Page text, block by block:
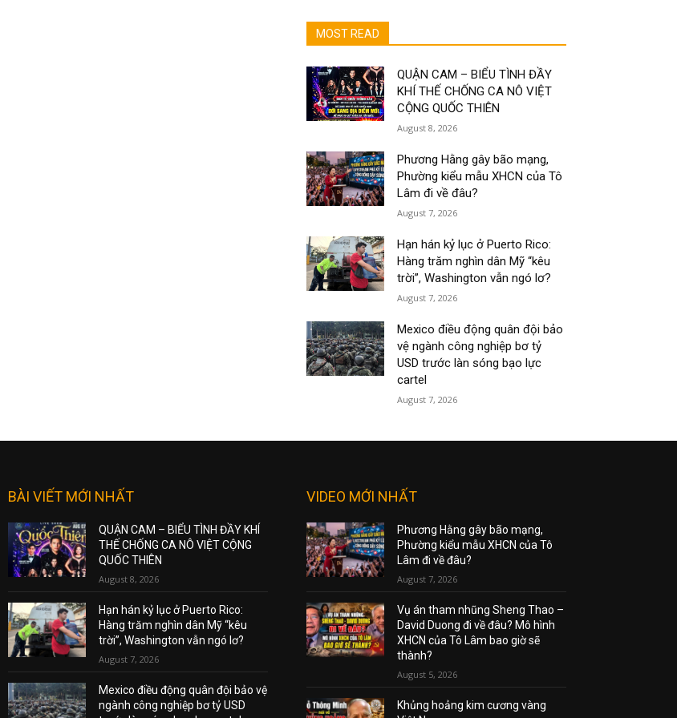
MOST READ
QUẬN CAM – BIỂU TÌNH ĐẦY
KHÍ THẾ CHỐNG CA NÔ VIỆT
CỘNG QUỐC THIÊN
August 8, 2026
Phương Hằng gây bão mạng,
Phường kiểu mẫu XHCN của Tô
Lâm đi về đâu?
August 7, 2026
Hạn hán kỷ lục ở Puerto Rico:
Hàng trăm nghìn dân Mỹ “kêu
trời”, Washington vẫn ngó lơ?
August 7, 2026
Mexico điều động quân đội bảo
vệ ngành công nghiệp bơ tỷ
USD trước làn sóng bạo lực
cartel
August 7, 2026
BÀI VIẾT MỚI NHẤT
QUẬN CAM – BIỂU TÌNH ĐẦY KHÍ
THẾ CHỐNG CA NÔ VIỆT CỘNG
QUỐC THIÊN
August 8, 2026
Hạn hán kỷ lục ở Puerto Rico:
Hàng trăm nghìn dân Mỹ “kêu
trời”, Washington vẫn ngó lơ?
August 7, 2026
Mexico điều động quân đội bảo vệ
ngành công nghiệp bơ tỷ USD
VIDEO MỚI NHẤT
Phương Hằng gây bão mạng,
Phường kiểu mẫu XHCN của Tô
Lâm đi về đâu?
August 7, 2026
Vụ án tham nhũng Sheng Thao –
David Duong đi về đâu? Mô hình
XHCN của Tô Lâm bao giờ sẽ
thành?
August 5, 2026
Khủng hoảng kim cương vàng